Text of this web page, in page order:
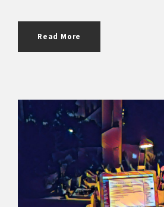
Read More